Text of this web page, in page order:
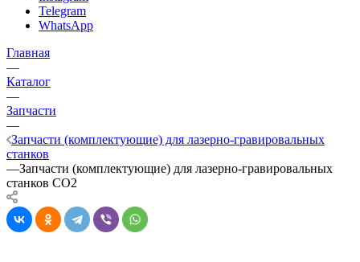
Telegram
WhatsApp
Главная
—
Каталог
—
Запчасти
—
Запчасти (комплектующие) для лазерно-гравировальных
станков
—Запчасти (комплектующие) для лазерно-гравировальных
станков CO2